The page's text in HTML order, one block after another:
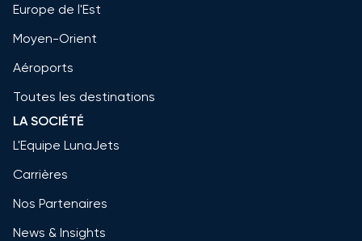
Europe de l'Est
Moyen-Orient
Aéroports
Toutes les destinations
LA SOCIÉTÉ
L'Equipe LunaJets
Carrières
Nos Partenaires
News & Insights